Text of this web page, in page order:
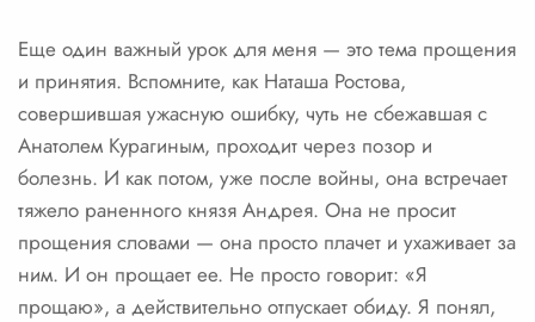
Еще один важный урок для меня — это тема прощения
и принятия. Вспомните, как Наташа Ростова,
совершившая ужасную ошибку, чуть не сбежавшая с
Анатолем Курагиным, проходит через позор и
болезнь. И как потом, уже после войны, она встречает
тяжело раненного князя Андрея. Она не просит
прощения словами — она просто плачет и ухаживает за
ним. И он прощает ее. Не просто говорит: «Я
прощаю», а действительно отпускает обиду. Я понял,